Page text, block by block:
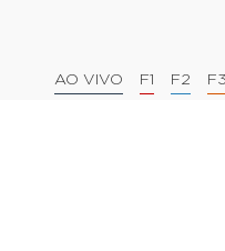
AO VIVO F1 F2 F3